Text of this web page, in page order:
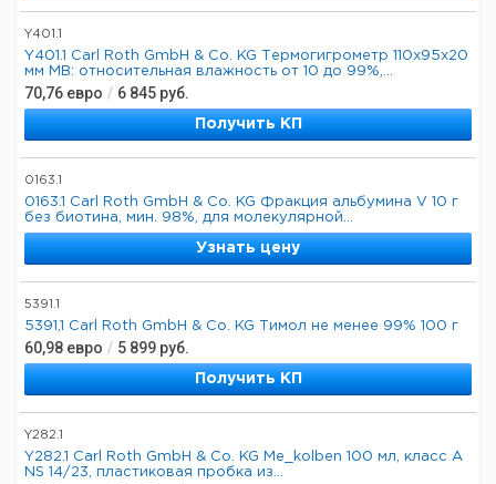
Y401.1
Y401.1 Carl Roth GmbH & Co. KG Термогигрометр 110x95x20
мм MB: относительная влажность от 10 до 99%,...
70,76 евро / 6 845 руб.
Получить КП
0163.1
0163.1 Carl Roth GmbH & Co. KG Фракция альбумина V 10 г
без биотина, мин. 98%, для молекулярной...
Узнать цену
5391.1
5391,1 Carl Roth GmbH & Co. KG Тимол не менее 99% 100 г
60,98 евро / 5 899 руб.
Получить КП
Y282.1
Y282.1 Carl Roth GmbH & Co. KG Me_kolben 100 мл, класс A
NS 14/23, пластиковая пробка из...